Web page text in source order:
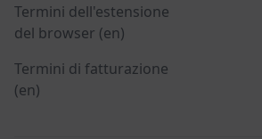
Termini dell'estensione
del browser (en)
Termini di fatturazione
(en)